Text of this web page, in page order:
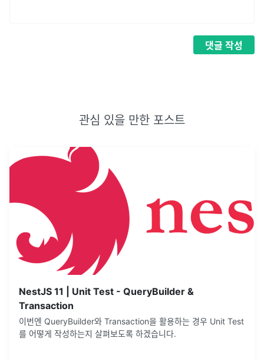
댓글 작성
관심 있을 만한 포스트
NestJS 11 | Unit Test - QueryBuilder &
Transaction
이번엔 QueryBuilder와 Transaction을 활용하는 경우 Unit Test
를 어떻게 작성하는지 살펴보도록 하겠습니다.